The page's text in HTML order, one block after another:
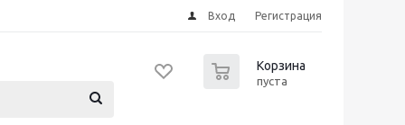
Вход Регистрация
Корзина
пуста